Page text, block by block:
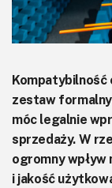
Do
zestaw
móc legalnie
sprzedaży. W
ogromny
i jakość